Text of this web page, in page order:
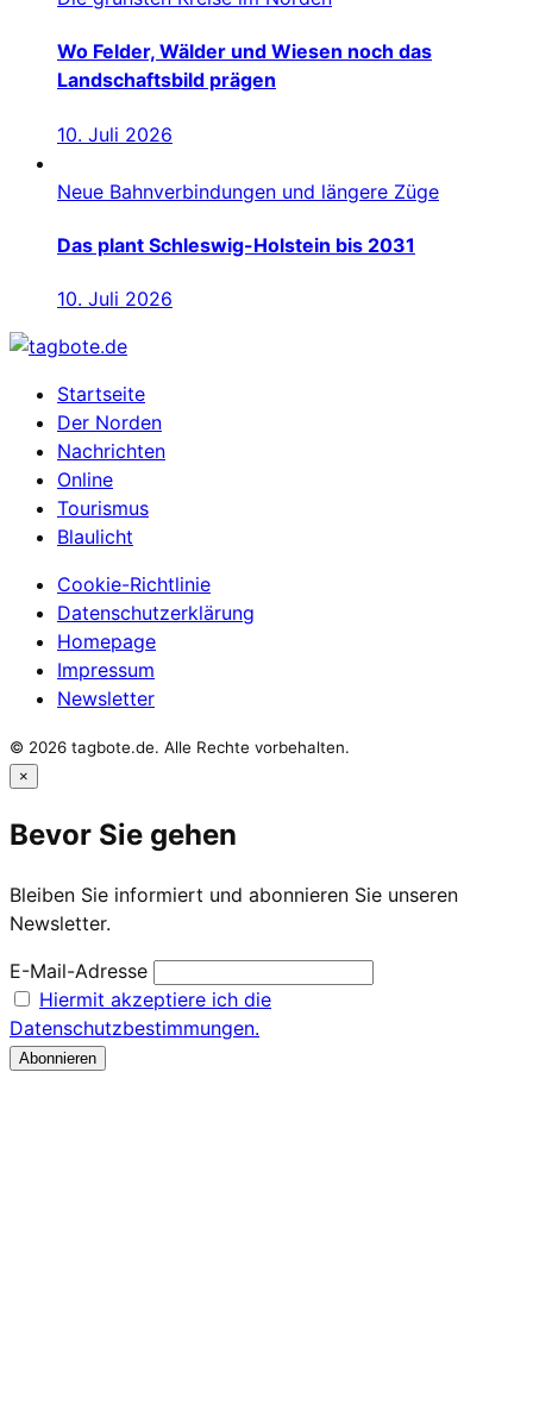
Wo Felder, Wälder und Wiesen noch das
Landschaftsbild prägen
10. Juli 2026
Neue Bahnverbindungen und längere Züge
Das plant Schleswig-Holstein bis 2031
10. Juli 2026
Startseite
Der Norden
Nachrichten
Online
Tourismus
Blaulicht
Cookie-Richtlinie
Datenschutzerklärung
Homepage
Impressum
Newsletter
© 2026 tagbote.de. Alle Rechte vorbehalten.
×
Bevor Sie gehen
Bleiben Sie informiert und abonnieren Sie unseren
Newsletter.
E-Mail-Adresse
Hiermit akzeptiere ich die
Datenschutzbestimmungen.